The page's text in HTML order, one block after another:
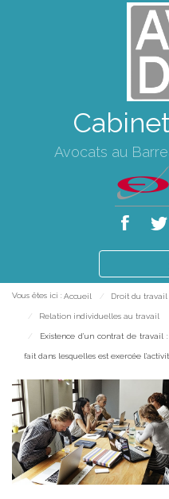
Avocats au
le
Vous êtes ici : Accueil Droit du travail
Relation individuelles au travail
Existence d’un contrat de
fait dans lesquelles est exercée